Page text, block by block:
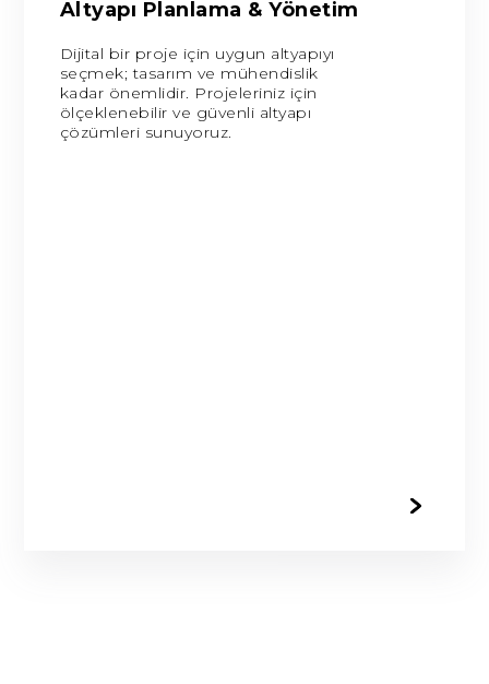
Altyapı Planlama & Yönetim
Dijital bir proje için uygun altyapıyı
seçmek; tasarım ve mühendislik
kadar önemlidir. Projeleriniz için
ölçeklenebilir ve güvenli altyapı
çözümleri sunuyoruz.